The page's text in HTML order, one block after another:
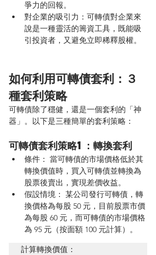
爭力的回報。
對企業的吸引力：可轉債對企業來
說是一種靈活的籌資工具，既能吸
引投資者，又避免立即稀釋股權。
如何利用可轉債套利：３
種套利策略
可轉債除了穩健，還是一個套利的「神
器」。以下是三種簡單的套利策略：
可轉債套利策略1：轉換套利
條件： 當可轉債的市場價格低於其
轉換價值時，買入可轉債並轉換為
股票後賣出，實現差價收益。
假設情境： 某公司發行可轉債，轉
換價格為每股 50 元，目前股票市價
為每股 60 元，而可轉債的市場價格
為 95 元（按面額 100 元計算）。
計算轉換價值：